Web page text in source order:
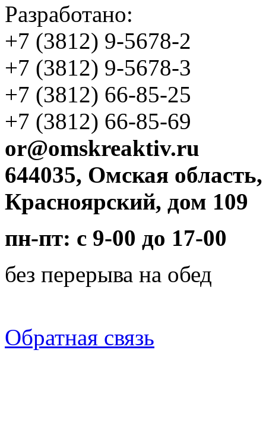
Разработано:
+7 (3812) 9-5678-2
+7 (3812) 9-5678-3
+7 (3812) 66-85-25
+7 (3812) 66-85-69
or@omskreaktiv.ru
644035, Омская
Красноярский, дом 109
пн-пт: с 9-00 до 17-00
без перерыва на обед
Обратная связь